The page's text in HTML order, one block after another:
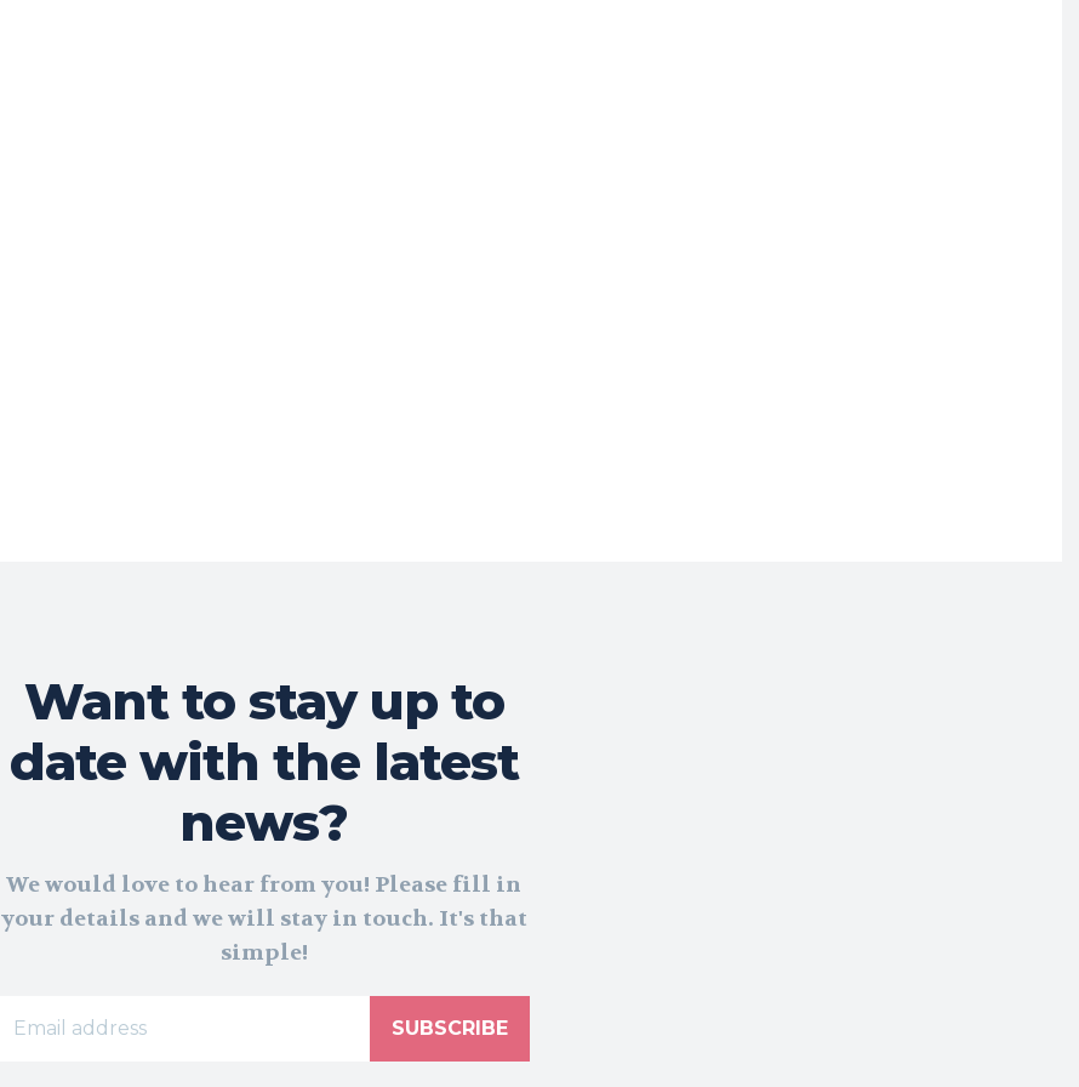
Want to stay up to
date with the latest
news?
We would love to hear from you! Please fill in
your details and we will stay in touch. It's that
simple!
SUBSCRIBE